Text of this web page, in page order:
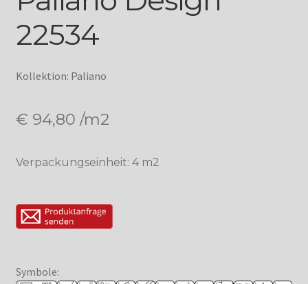
22534
Kollektion: Paliano
€ 94,80 /m2
Verpackungseinheit: 4 m2
Symbole: